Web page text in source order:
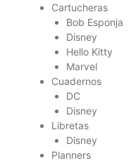
Cartucheras
Bob Esponja
Disney
Hello Kitty
Marvel
Cuadernos
DC
Disney
Libretas
Disney
Planners